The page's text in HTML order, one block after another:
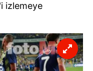
izlemeye